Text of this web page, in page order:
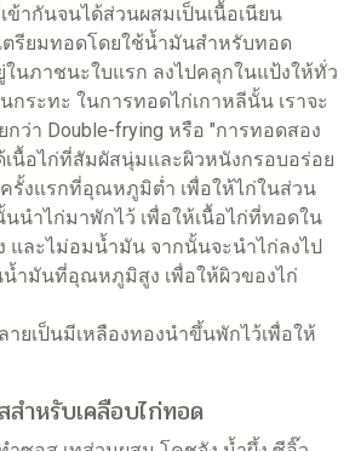
ากันจนได้ส่วนผสมเป็นเนื้อเนียน
ตรียมทอดโดยใช้น้ำมันสำหรับทอด
นภาชนะใบแรก ลงไปคลุกในแป้งให้ทั่ว
กระทะ ในการทอดไก่เกาหลีนั้น เราจะ
กว่า Double-frying หรือ "การทอดสอง
เนื้อไก่ที่สัมผัสนุ่มและผิวหนังกรอบอร่อย
รั้งแรกที่อุณหภูมิต่ำ เพื่อให้ไก่ในส่วน
นนำไก่มาพักไว้ เพื่อให้เนื้อไก่ที่ทอดใน
และไม่อมน้ำมัน จากนั้นจะนำไก่ลงไป
ำมันที่อุณหภูมิสูง เพื่อให้ผิวของไก่
ายเป็นมีเหลืองทองนำขึ้นพักไว้เพื่อให้
สำหรับเคลือบไก่ทอด